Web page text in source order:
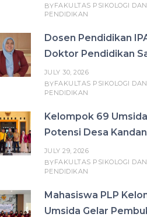
BYFAKULTAS PSIKOLOGI
PENDIDIKAN
Dosen Pendidikan
Doktor Pendidikan
JULY 30, 2026
BYFAKULTAS PSIKOLOGI
PENDIDIKAN
Kelompok 69
Potensi Desa
JULY 29, 2026
BYFAKULTAS PSIKOLOGI
PENDIDIKAN
Mahasiswa PLP
Umsida Gelar